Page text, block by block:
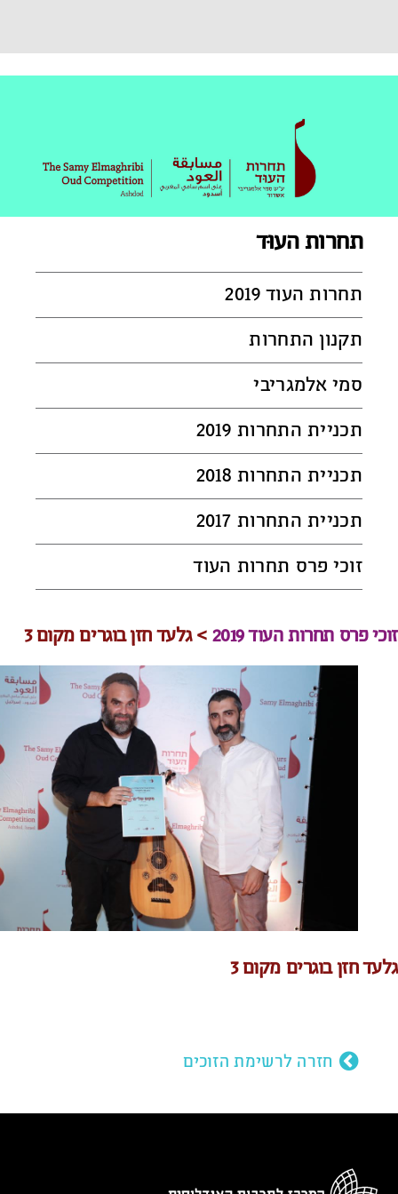
תחרות העוּד
תחרות העוד 2019
תקנון התחרות
סמי אלמגריבי
תכניית התחרות 2019
תכניית התחרות 2018
תכניית התחרות 2017
זוכי פרס תחרות העוד
זוכי פרס תחרות העוד 2019 > גלעד חזן בוגרים מקום 3
גלעד חזן בוגרים מקום 3
חזרה לרשימת הזוכים